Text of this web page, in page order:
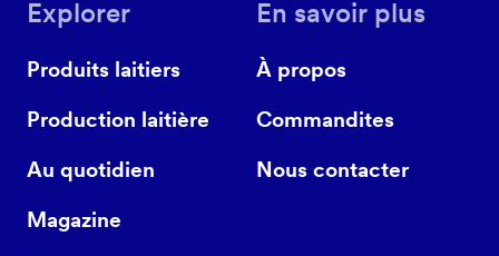
Explorer
Produits laitiers
Production laitière
Au quotidien
Magazine
En savoir plus
À propos
Commandites
Nous contacter